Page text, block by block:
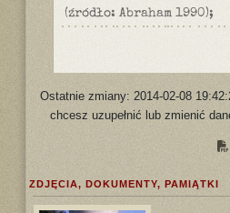
(źródło: Abraham 1990);
Ostatnie zmiany: 2014-02-08
chcesz uzupełnić lub zmienić
ZDJĘCIA, DOKUMENTY, PAMIĄTKI